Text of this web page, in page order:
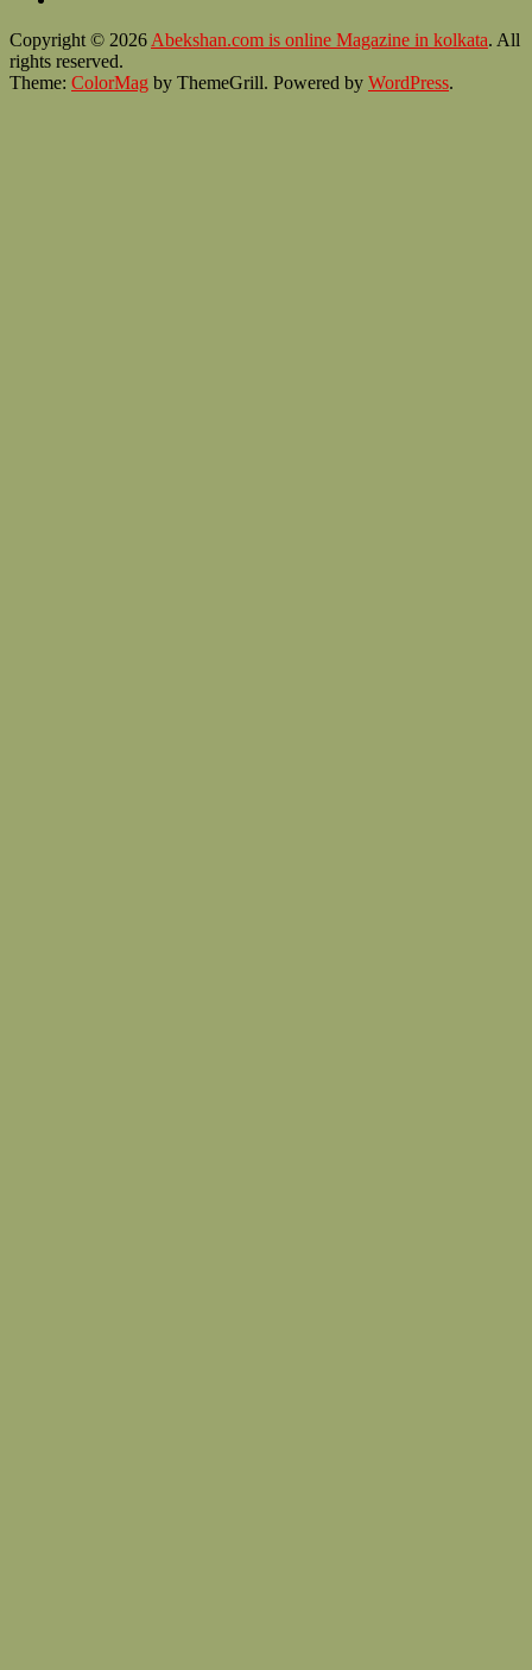
Copyright © 2026 Abekshan.com is online Magazine in kolkata. All
rights reserved.
Theme: ColorMag by ThemeGrill. Powered by WordPress.